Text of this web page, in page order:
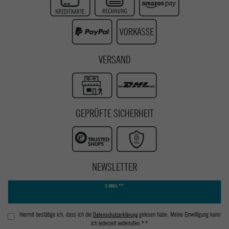
Youtube
VERSAND
GEPRÜFTE SICHERHEIT
NEWSLETTER
E-MAIL **
Hiermit bestätige ich, dass ich die Daten­schutz­erklärunggelesen habe. Meine Einwilligung kann
ich jederzeit widerrufen.**